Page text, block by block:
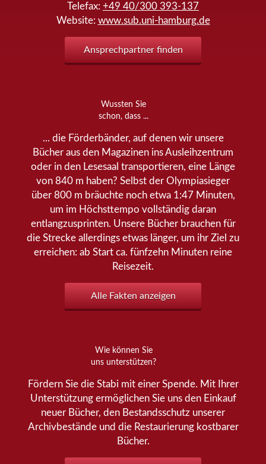
Telefax: +49 40/300 393-137
Website: www.sub.uni-hamburg.de
Ansprechpartner finden
Wussten Sie
schon, dass ...
... die Förderbänder, auf denen wir unsere
Bücher aus den Magazinen ins Ausleihzentrum
oder in den Lesesaal transportieren, eine Länge
von 840 m haben? Selbst der Olympiasieger
über 800 m bräuchte noch etwa 1:47 Minuten,
um im Höchsttempo vollständig daran
entlangzusprinten. Unsere Bücher brauchen für
die Strecke allerdings etwas länger, um ihr Ziel zu
erreichen: ab Start ca. fünfzehn Minuten reine
Reisezeit.
Alle Fakten anzeigen
Wie können Sie
uns unterstützen?
Fördern Sie die Stabi mit einer Spende. Mit Ihrer
Unterstützung ermöglichen Sie uns den Einkauf
neuer Bücher, den Bestandsschutz unserer
Archivbestände und die Restaurierung kostbarer
Bücher.